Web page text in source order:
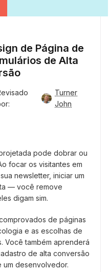
de Página de
de Alta
Turner
John
pode dobrar ou
focar os visitantes em
newsletter, iniciar um
— você remove
digam sim.
de páginas
e as escolhas de
Você também aprenderá
de alta conversão
um desenvolvedor.